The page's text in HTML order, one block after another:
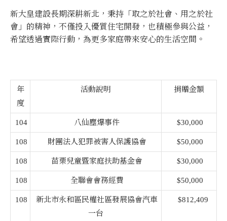
新大皇建設長期深耕新北，秉持「取之於社會、用之於社
會」的精神，不僅投入優質住宅開發，也積極參與公益，
希望透過實際行動，為更多家庭帶來安心的生活空間。
年
度
活動說明 捐贈金額
104 八仙塵爆事件 $30,000
108 財團法人犯罪被害人保護協會 $50,000
108 苗栗兒童暨家庭扶助基金會 $30,000
108 全聯會會務經費 $50,000
108
新北市永和區民權社區發展協會汽車
一台
$812,409